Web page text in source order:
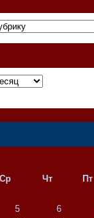
Ср Чт Пт
5 6